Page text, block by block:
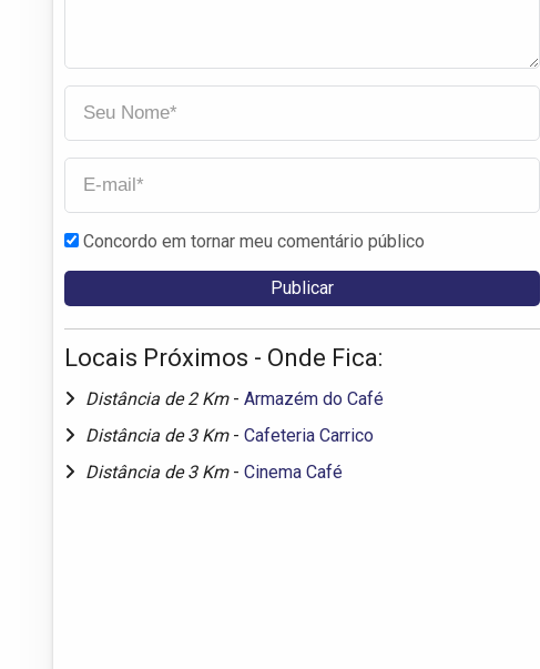
Concordo em tornar meu comentário público
Locais Próximos - Onde Fica:
Distância de 2 Km - Armazém do Café
Distância de 3 Km - Cafeteria Carrico
Distância de 3 Km - Cinema Café